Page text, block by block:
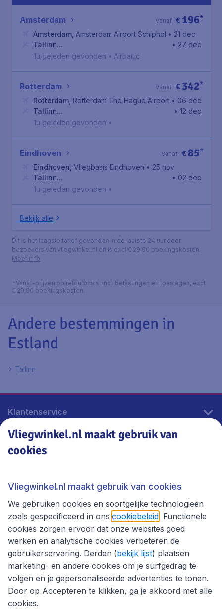
Amsterdam € 196*
vanaf
Amsterdam Amsterdam Airport Schiphol • 21 dec
Tallinn
stad, Luchthaven Tallinn Lennart Meri
• 27 dec
1u geleden gevonden • Airbaltic
Rotterdam € 342*
vanaf
Rotterdam Rotterdam The Hague Airport • 06 dec
Tallinn
stad, Luchthaven Tallinn Lennart Meri
• 12 dec
1u geleden gevonden •
Eindhoven €85*
vanaf
Eindhoven Vliegbasis Eindhoven • 25 nov
Tallinn
stad, Luchthaven Tallinn Lennart Meri
• 02 dec
1u geleden gevonden •
Bekijk alle
Dit is het laagste tarief gevonden in de laatste 24 uur door
bezoekers van vliegwinkel.nl en is excl € 29,90 boekingskosten.
Meer info
*Vanaf-prijzen op retourbasis, incl. belastingen en toeslagen, excl.
€ 29,90 boekingskosten.
Andere bestemmingen in
Estland
Tallinn
Klantenservice
Vliegwinkel.nl
Thema's
Vliegwinkel.nl maakt gebruik van
cookies
Vliegwinkel.nl maakt gebruik van cookies
We gebruiken cookies en soortgelijke technologieën
zoals gespecificeerd in ons cookiebeleid . Functionele
cookies zorgen ervoor dat onze websites goed
werken en analytische cookies verbeteren de
gebruikerservaring. Derden (bekijk lijst) plaatsen
marketing- en andere cookies om je surfgedrag te
volgen en je gepersonaliseerde advertenties te tonen.
Door op Accepteren te klikken, ga je akkoord met alle
cookies.